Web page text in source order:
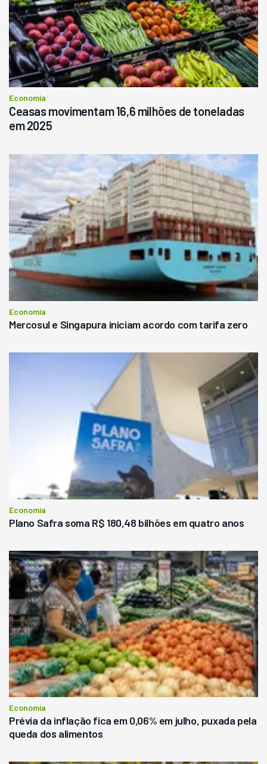
Economia
Ceasas movimentam 16,6 milhões de toneladas
em 2025
Economia
Mercosul e Singapura iniciam acordo com tarifa zero
Economia
Plano Safra soma R$ 180,48 bilhões em quatro anos
Economia
Prévia da inflação fica em 0,06% em julho, puxada pela
queda dos alimentos